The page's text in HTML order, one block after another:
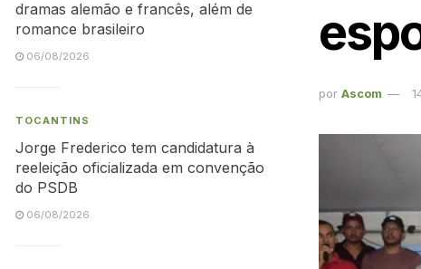
por Ascom
dramas alemão e francês, além de
romance brasileiro
06/08/2026
TOCANTINS
Jorge Frederico tem candidatura à
reeleição oficializada em convenção
do PSDB
06/08/2026